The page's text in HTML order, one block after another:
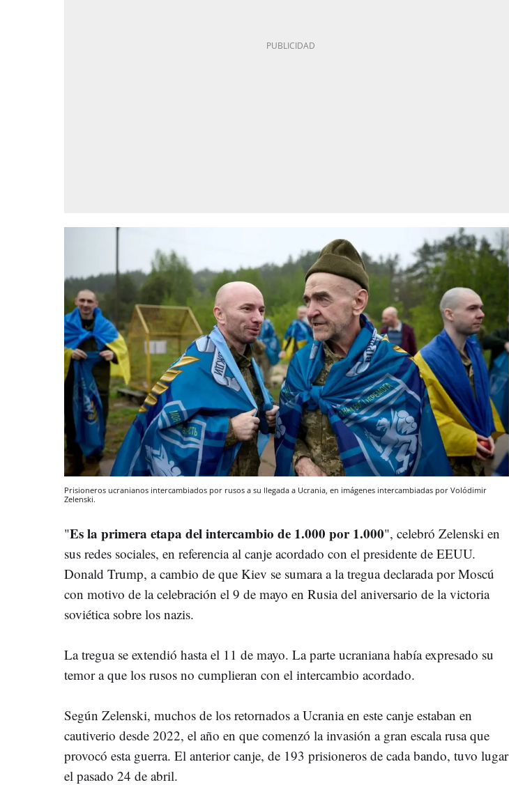
Prisioneros ucranianos intercambiados por rusos a su llegada a Ucrania, en imágenes intercambiadas por Volódimir
Zelenski.
"Es la primera etapa del intercambio de 1.000 por 1.000", celebró Zelenski en
sus redes sociales, en referencia al canje acordado con el presidente de EEUU.
Donald Trump, a cambio de que Kiev se sumara a la tregua declarada por Moscú
con motivo de la celebración el 9 de mayo en Rusia del aniversario de la victoria
soviética sobre los nazis.
La tregua se extendió hasta el 11 de mayo. La parte ucraniana había expresado su
temor a que los rusos no cumplieran con el intercambio acordado.
Según Zelenski, muchos de los retornados a Ucrania en este canje estaban en
cautiverio desde 2022, el año en que comenzó la invasión a gran escala rusa que
provocó esta guerra. El anterior canje, de 193 prisioneros de cada bando, tuvo lugar
el pasado 24 de abril.